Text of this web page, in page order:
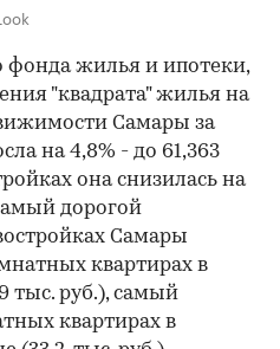
фонда жилья и ипотеки,
"квадрата" жилья на
Самары за
на 4,8% - до 61,363
она снизилась на
дорогой
Самары
квартирах в
тыс. руб.), самый
квартирах в